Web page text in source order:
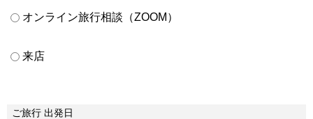
オンライン旅行相談（ZOOM）
来店
ご旅行 出発日